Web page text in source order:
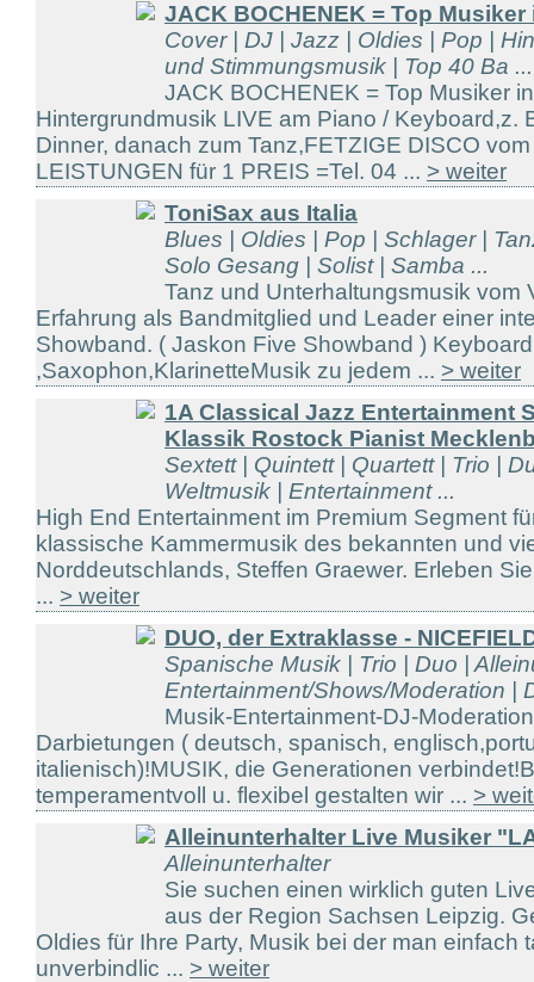
JACK BOCHENEK = Top
Cover | DJ | Jazz | Oldies | Pop |
und Stimmungsmusik | Top 40 Ba ...
JACK BOCHENEK = Top Musiker
Hintergrundmusik LIVE am Piano / Keyboard,z.
Dinner, danach zum Tanz,FETZIGE DISCO
LEISTUNGEN für 1 PREIS =Tel. 04 ... > weiter
ToniSax aus Italia
Blues | Oldies | Pop | Schlager |
Solo Gesang | Solist | Samba ...
Tanz und Unterhaltungsmusik vom
Erfahrung als Bandmitglied und Leader einer
Showband. ( Jaskon Five Showband )
,Saxophon,KlarinetteMusik zu jedem ... > weiter
1A Classical Jazz Entertainment
Klassik Rostock Pianist
Sextett | Quintett | Quartett | Trio |
Weltmusik | Entertainment ...
High End Entertainment im Premium Segment
klassische Kammermusik des bekannten und
Norddeutschlands, Steffen Graewer. Erleben
... > weiter
DUO, der Extraklasse -
Spanische Musik | Trio | Duo |
Entertainment/Shows/Moderation |
Musik-Entertainment-DJ-
Darbietungen ( deutsch, spanisch,
italienisch)!MUSIK, die Generationen
temperamentvoll u. flexibel gestalten wir ... >
Alleinunterhalter Live Musiker
Alleinunterhalter
Sie suchen einen wirklich guten
aus der Region Sachsen Leipzig.
Oldies für Ihre Party, Musik bei der man einfach
unverbindlic ... > weiter